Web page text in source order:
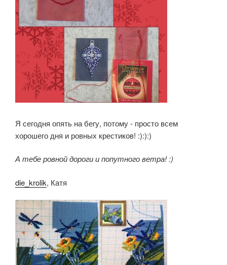
Я сегодня опять на бегу, потому - просто всем
хорошего дня и ровных крестиков! :):):)
А тебе ровной дороги и попутного ветра! :)
die_krolik, Катя